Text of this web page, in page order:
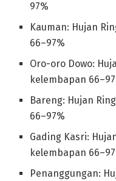
97%
Kauman: Hujan
66–97%
Oro-oro Dowo:
kelembapan
Bareng: Hujan
66–97%
Gading Kasri:
kelembapan
Penanggungan: